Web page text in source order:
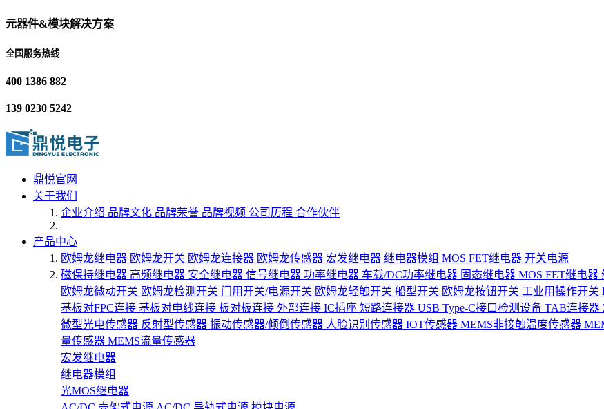
元器件&模块解决方案
全国服务热线
400 1386 882
139 0230 5242
鼎悦官网
关于我们
企业介绍 品牌文化 品牌荣誉 品牌视频 公司历程 合作伙伴
产品中心
欧姆龙继电器 欧姆龙开关 欧姆龙连接器 欧姆龙传感器 宏发继电器 继电器模组 MOS FET继电器 开关电源
磁保持继电器 高频继电器 安全继电器 信号继电器 功率继电器 车载/DC功率继电器 固态继电器 MOS FET继电器
欧姆龙微动开关 欧姆龙检测开关 门用开关/电源开关 欧姆龙轻触开关 船型开关 欧姆龙按钮开关 工业用操作开关
基板对FPC连接 基板对电线连接 板对板连接 外部连接 IC插座 短路连接器 USB Type-C接口检测设备 TAB连接器
微型光电传感器 反射型传感器 振动传感器/倾倒传感器 人脸识别传感器 IOT传感器 MEMS非接触温度传感器
量传感器 MEMS流量传感器
宏发继电器
继电器模组
光MOS继电器